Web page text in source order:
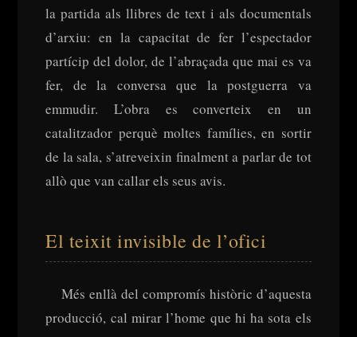
la partida als llibres de text i als documentals
d’arxiu: en la capacitat de fer l’espectador
partícip del dolor, de l’abraçada que mai es va
fer, de la conversa que la postguerra va
emmudir. L’obra es converteix en un
catalitzador perquè moltes famílies, en sortir
de la sala, s’atreveixin finalment a parlar de tot
allò que van callar els seus avis.
El teixit invisible de l’ofici
Més enllà del compromís històric d’aquesta
producció, cal mirar l’home que hi ha sota els